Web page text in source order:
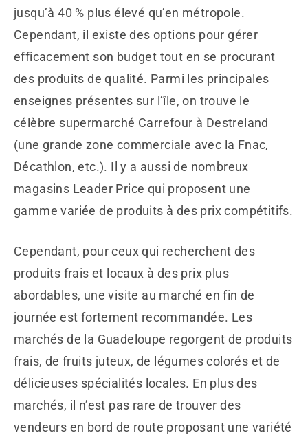
jusqu’à 40 % plus élevé qu’en métropole.
Cependant, il existe des options pour gérer
efficacement son budget tout en se procurant
des produits de qualité. Parmi les principales
enseignes présentes sur l’île, on trouve le
célèbre supermarché Carrefour à Destreland
(une grande zone commerciale avec la Fnac,
Décathlon, etc.). Il y a aussi de nombreux
magasins Leader Price qui proposent une
gamme variée de produits à des prix compétitifs.
Cependant, pour ceux qui recherchent des
produits frais et locaux à des prix plus
abordables, une visite au marché en fin de
journée est fortement recommandée. Les
marchés de la Guadeloupe regorgent de produits
frais, de fruits juteux, de légumes colorés et de
délicieuses spécialités locales. En plus des
marchés, il n’est pas rare de trouver des
vendeurs en bord de route proposant une variété